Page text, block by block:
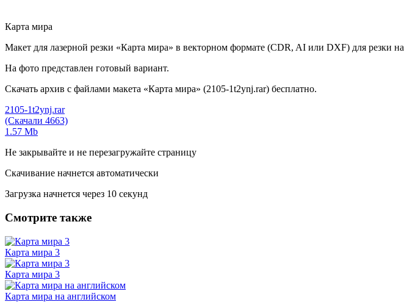
Карта мира
Макет для лазерной резки «Карта мира» в векторном формате (CDR, AI или DXF) для резки на
На фото представлен готовый вариант.
Скачать архив с файлами макета «Карта мира» (2105-1t2ynj.rar) бесплатно.
2105-1t2ynj.rar
(Скачали 4663)
1.57 Mb
Не закрывайте и не перезагружайте страницу
Скачивание начнется автоматически
Загрузка начнется через 10 секунд
Смотрите также
Карта мира 3
Карта мира 3
Карта мира на английском